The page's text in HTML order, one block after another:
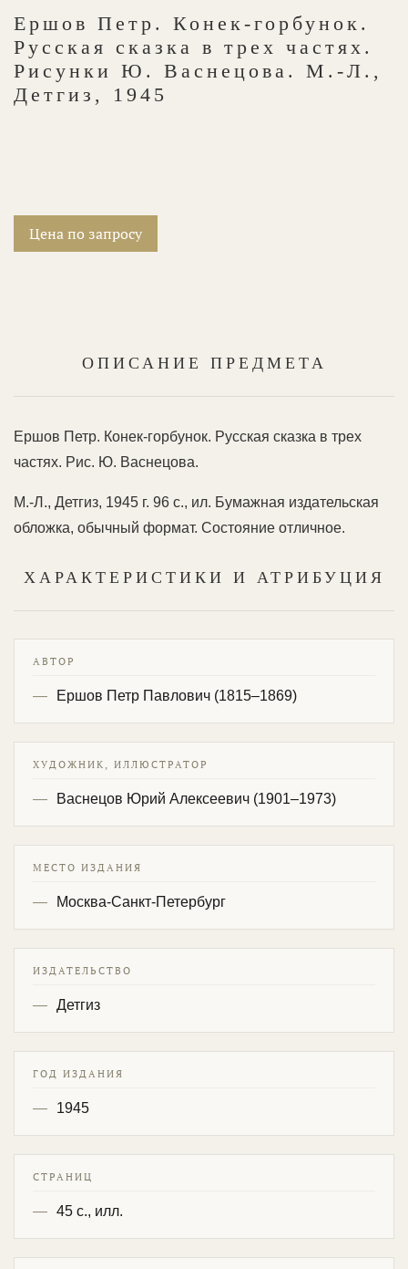
Ершов Петр. Конек-горбунок.
Русская сказка в трех частях.
Рисунки Ю. Васнецова. М.-Л.,
Детгиз, 1945
Цена по запросу
ОПИСАНИЕ ПРЕДМЕТА
Ершов Петр. Конек-горбунок. Русская сказка в трех
частях. Рис. Ю. Васнецова.
М.-Л., Детгиз, 1945 г. 96 с., ил. Бумажная издательская
обложка, обычный формат. Состояние отличное.
ХАРАКТЕРИСТИКИ И АТРИБУЦИЯ
АВТОР
Ершов Петр Павлович (1815–1869)
ХУДОЖНИК, ИЛЛЮСТРАТОР
Васнецов Юрий Алексеевич (1901–1973)
МЕСТО ИЗДАНИЯ
Москва-Санкт-Петербург
ИЗДАТЕЛЬСТВО
Детгиз
ГОД ИЗДАНИЯ
1945
СТРАНИЦ
45 с., илл.